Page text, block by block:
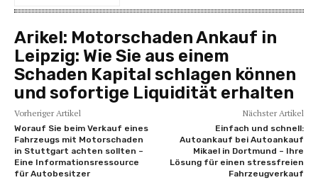
Arikel: Motorschaden Ankauf in
Leipzig: Wie Sie aus einem
Schaden Kapital schlagen können
und sofortige Liquidität erhalten
Vorheriger Artikel
Worauf Sie beim Verkauf eines
Fahrzeugs mit Motorschaden
in Stuttgart achten sollten –
Eine Informationsressource
für Autobesitzer
Nächster Artikel
Einfach und schnell:
Autoankauf bei Autoankauf
Mikael in Dortmund – Ihre
Lösung für einen stressfreien
Fahrzeugverkauf